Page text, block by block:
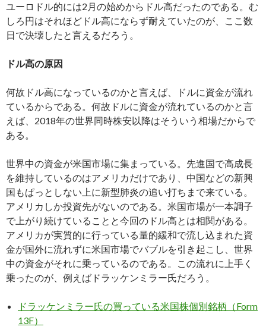
ユーロドル的には2月の始めからドル高だったのである。む
しろ円はそれほどドル高にならず耐えていたのが、ここ数
日で決壊したと言えるだろう。
ドル高の原因
何故ドル高になっているのかと言えば、ドルに資金が流れ
ているからである。何故ドルに資金が流れているのかと言
えば、2018年の世界同時株安以降はそういう相場だからで
ある。
世界中の資金が米国市場に集まっている。先進国で高成長
を維持しているのはアメリカだけであり、中国などの新興
国もぱっとしない上に新型肺炎の追い打ちまで来ている。
アメリカしか投資先がないのである。米国市場が一本調子
で上がり続けていることと今回のドル高とは相関がある。
アメリカが実質的に行っている量的緩和で流し込まれた資
金が国外に流れずに米国市場でバブルを引き起こし、世界
中の資金がそれに乗っているのである。この流れに上手く
乗ったのが、例えばドラッケンミラー氏だろう。
ドラッケンミラー氏の買っている米国株個別銘柄（Form
13F）